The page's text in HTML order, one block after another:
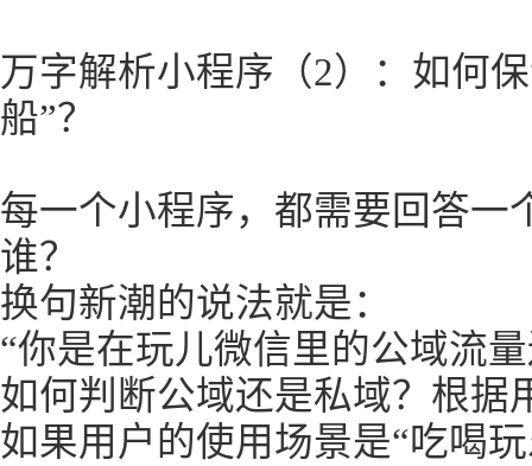
万字解析小程序（2）：如何
船”？
每一个小程序，都需要回答
谁？
换句新潮的说法就是：
“你是在玩儿微信里的公域流
如何判断公域还是私域？根据
如果用户的使用场景是“吃喝